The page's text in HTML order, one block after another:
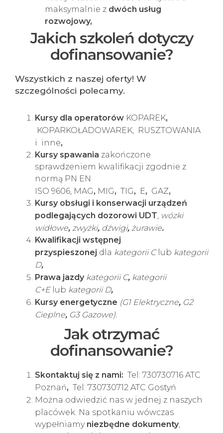
maksymalnie z dwóch usług
rozwojowy,
Jakich szkoleń dotyczy
dofinansowanie?
Wszystkich z naszej oferty! W
szczególności polecamy.
Kursy dla operatorów KOPAREK,
KOPARKOŁADOWAREK,
RUSZTOWANIA
i inne,
Kursy spawania zakończone
sprawdzeniem kwalifikacji zgodnie z
normą PN EN
ISO 9606, MAG, MIG, TIG, E, GAZ,
Kursy obsługi i konserwacji urządzeń
podlegających dozorowi UDT wózki
widłowe, zwyżki, dźwigi, żurawie.
Kwalifikacji wstępnej
przyspieszonej dla kategorii C lub kategorii
D,
Prawa jazdy kategorii C, kategorii
C+Elub kategorii D,
Kursy energetyczne (G1 Elektryczne, G2
Cieplne, G3 Gazowe).
Jak otrzymać
dofinansowanie?
Skontaktuj się z nami: Tel: 730730716 ATC
Poznań, Tel: 730730712 ATC Gostyń
Można odwiedzić nas w jednej z naszych
placówek . Na spotkaniu wówczas
wypełniamy niezbędne dokumenty